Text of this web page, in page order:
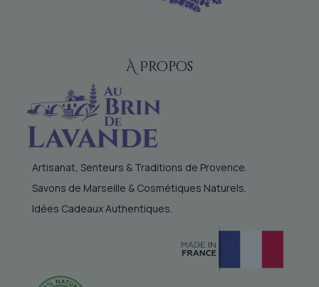
À Propos
Artisanat, Senteurs & Traditions de Provence.
Savons de Marseille & Cosmétiques Naturels.
Idées Cadeaux Authentiques.